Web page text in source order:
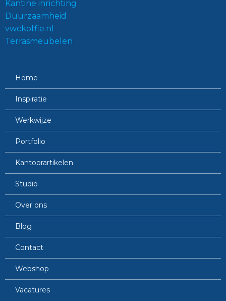
Home
Inspiratie
Werkwijze
Portfolio
Kantoorartikelen
Studio
Over ons
Blog
Contact
Webshop
Vacatures
Kantine inrichting
Duurzaamheid
vwckoffie.nl
Terrasmeubelen